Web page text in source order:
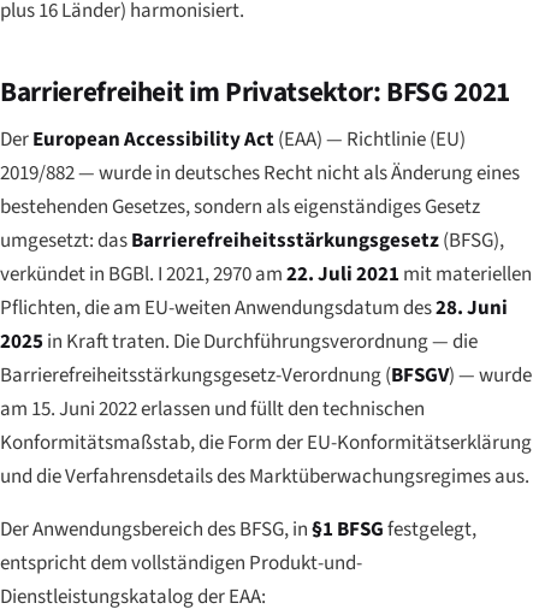
plus 16 Länder) harmonisiert.
Barrierefreiheit im Privatsektor: BFSG 2021
DerEuropean Accessibility Act(EAA) — Richtlinie (EU)
2019/882 — wurde in deutsches Recht nicht als Änderung eines
bestehenden Gesetzes, sondern als eigenständiges Gesetz
umgesetzt: dasBarrierefreiheitsstärkungsgesetz(BFSG),
verkündet in BGBl. I 2021, 2970 am22. Juli 2021 mit materiellen
Pflichten, die am EU-weiten Anwendungsdatum des28. Juni
2025in Kraft traten. Die Durchführungsverordnung — die
Barrierefreiheitsstärkungsgesetz-Verordnung(BFSGV) — wurde
am 15. Juni 2022 erlassen und füllt den technischen
Konformitätsmaßstab, die Form der EU-Konformitätserklärung
und die Verfahrensdetails des Marktüberwachungsregimes aus.
Der Anwendungsbereich des BFSG, in§1 BFSGfestgelegt,
entspricht dem vollständigen Produkt-und-
Dienstleistungskatalog der EAA: